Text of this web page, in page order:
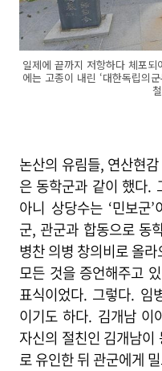
일제에 끝까지 저항하다 체포
에는 고종이 내린 ‘대한독립의
논산의 유림들, 연산현
은 동학군과 같이 했다.
아니 상당수는 ‘민보군
군, 관군과 합동으로 동
병찬 의병 창의비로 올
모든 것을 증언해주고
표식이었다. 그렇다. 임
이기도 하다. 김개남 이
자신의 절친인 김개남이
로 유인한 뒤 관군에게